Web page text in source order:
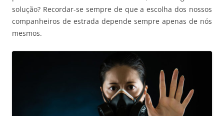
solução? Recordar-se sempre de que a escolha dos nossos
companheiros de estrada depende sempre apenas de nós
mesmos.